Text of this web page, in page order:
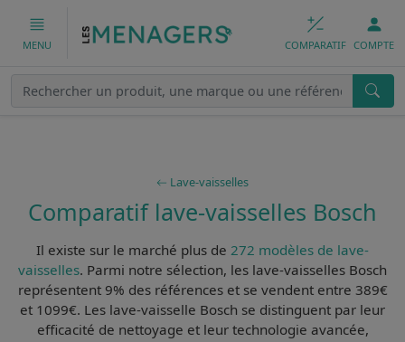
MENU COMPARATIF COMPTE
Lave-vaisselles
Comparatif lave-vaisselles Bosch
Il existe sur le marché plus de 272 modèles de lave-
vaisselles. Parmi notre sélection, les lave-vaisselles Bosch
représentent 9% des références et se vendent entre 389€
et 1099€. Les lave-vaisselle Bosch se distinguent par leur
efficacité de nettoyage et leur technologie avancée,